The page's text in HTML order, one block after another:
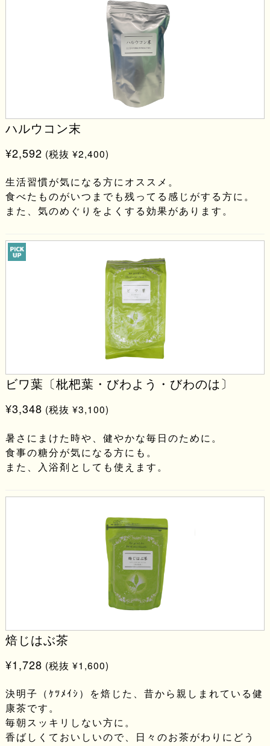
ハルウコン末
¥2,592 (税抜 ¥2,400)
生活習慣が気になる方にオススメ。
食べたものがいつまでも残ってる感じがする方に。
また、気のめぐりをよくする効果があります。
ビワ葉〔枇杷葉・びわよう・びわのは〕
¥3,348 (税抜 ¥3,100)
暑さにまけた時や、健やかな毎日のために。
食事の糖分が気になる方にも。
また、入浴剤としても使えます。
焙じはぶ茶
¥1,728 (税抜 ¥1,600)
決明子（ｹﾂﾒｲｼ）を焙じた、昔から親しまれている健
康茶です。
毎朝スッキリしない方に。
香ばしくておいしいので、日々のお茶がわりにどう